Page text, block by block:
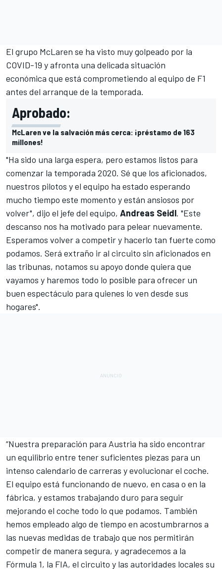
El grupo McLaren se ha visto muy golpeado por la
COVID-19 y afronta una delicada situación
económica que está comprometiendo al equipo de F1
antes del arranque de la temporada.
Aprobado:
McLaren ve la salvación más cerca: ¡préstamo de 163
millones!
"Ha sido una larga espera, pero estamos listos para
comenzar la temporada 2020. Sé que los aficionados,
nuestros pilotos y el equipo ha estado esperando
mucho tiempo este momento y están ansiosos por
volver", dijo el jefe del equipo, Andreas Seidl. "Este
descanso nos ha motivado para pelear nuevamente.
Esperamos volver a competir y hacerlo tan fuerte como
podamos. Será extraño ir al circuito sin aficionados en
las tribunas, notamos su apoyo donde quiera que
vayamos y haremos todo lo posible para ofrecer un
buen espectáculo para quienes lo ven desde sus
hogares".
“Nuestra preparación para Austria ha sido encontrar
un equilibrio entre tener suficientes piezas para un
intenso calendario de carreras y evolucionar el coche.
El equipo está funcionando de nuevo, en casa o en la
fábrica, y estamos trabajando duro para seguir
mejorando el coche todo lo que podamos. También
hemos empleado algo de tiempo en acostumbrarnos a
las nuevas medidas de trabajo que nos permitirán
competir de manera segura, y agradecemos a la
Fórmula 1, la FIA, el circuito y las autoridades locales su